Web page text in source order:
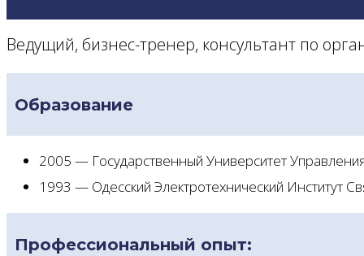
Ведущий, бизнес-тренер, консультант по
Образование
2005 — Государственный Университет
1993 — Одесский Электротехнический Институт
Профессиональный опыт: